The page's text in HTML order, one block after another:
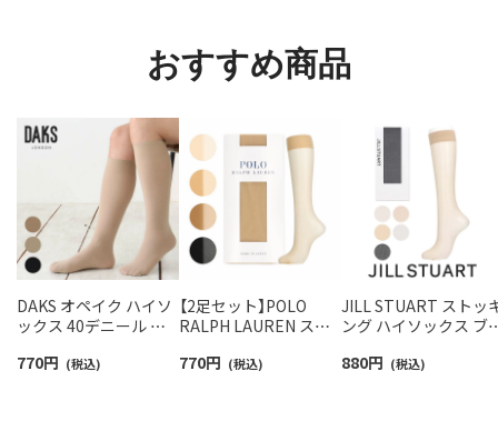
おすすめ商品
DAKS オペイク ハイソ
ックス 40デニール レ
770円 (税込)
【2足セット】POLO
RALPH LAUREN スト
つま先補強 シアー交編
770円 (税込)
JILL STUART ストッ
ング ハイソックス ブ
ルー レディース 日本
880円 (税込)